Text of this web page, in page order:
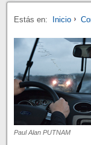
Estás en: Inicio
Paul Alan PUTNAM